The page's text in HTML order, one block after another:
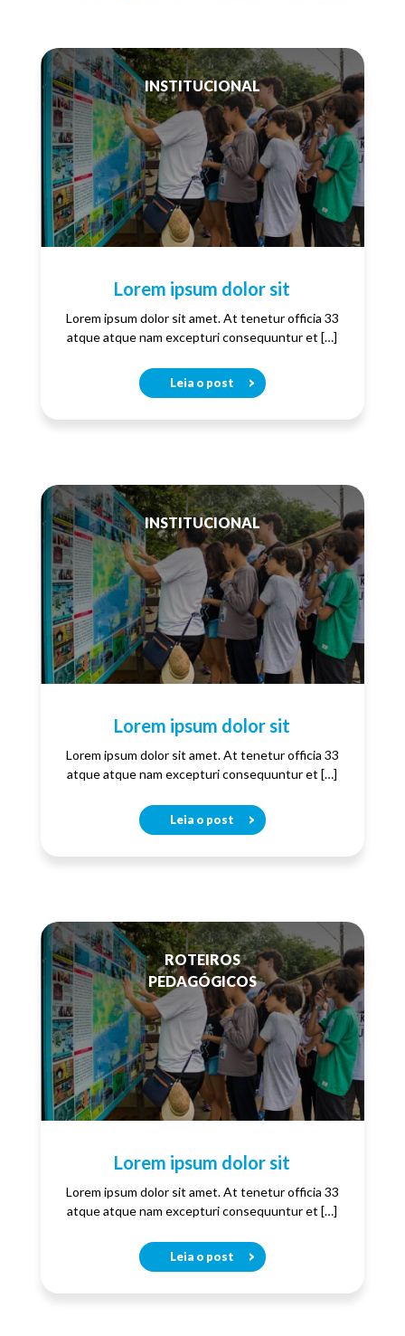
INSTITUCIONAL
Lorem ipsum dolor sit
Lorem ipsum dolor sit amet. At tenetur officia 33
atque atque nam excepturi consequuntur et […]
Leia o post
INSTITUCIONAL
Lorem ipsum dolor sit
Lorem ipsum dolor sit amet. At tenetur officia 33
atque atque nam excepturi consequuntur et […]
Leia o post
ROTEIROS
PEDAGÓGICOS
Lorem ipsum dolor sit
Lorem ipsum dolor sit amet. At tenetur officia 33
atque atque nam excepturi consequuntur et […]
Leia o post